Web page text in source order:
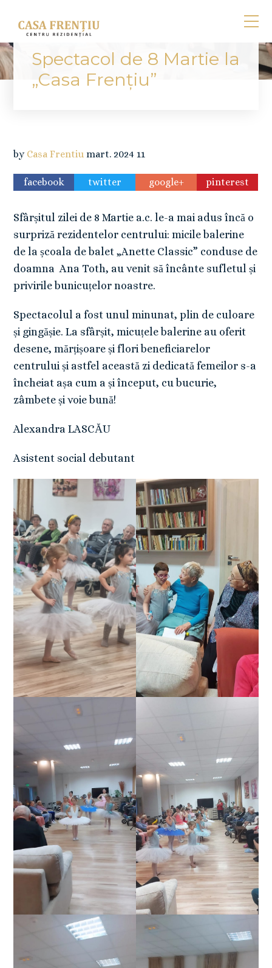
Spectacol de 8 Martie la
„Casa Frențiu”
by Casa Frentiu mart. 2024 11
facebook twitter google+ pinterest
Sfârșitul zilei de 8 Martie a.c. le-a mai adus încă o
surpriză rezidentelor centrului: micile balerine
de la școala de balet „Anette Classic” conduse de
doamna Ana Toth, au venit să încânte sufletul și
privirile bunicuțelor noastre.
Spectacolul a fost unul minunat, plin de culoare
și gingășie. La sfârșit, micuțele balerine au oferit
desene, mărțișoare și flori beneficiarelor
centrului și astfel această zi dedicată femeilor s-a
încheiat așa cum a și început, cu bucurie,
zâmbete și voie bună!
Alexandra LASCĂU
Asistent social debutant